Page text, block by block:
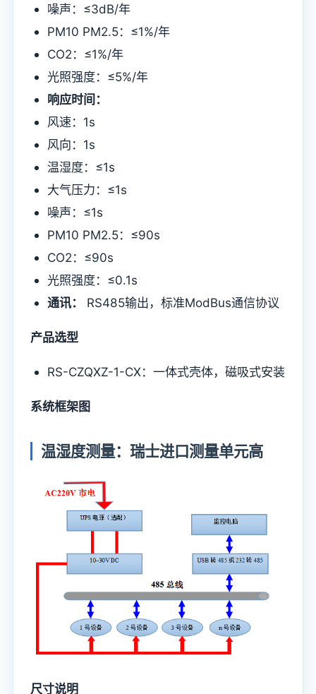
噪声：≤3dB/年
PM10 PM2.5：≤1%/年
CO2：≤1%/年
光照强度：≤5%/年
响应时间：
风速：1s
风向：1s
温湿度：≤1s
大气压力：≤1s
噪声：≤1s
PM10 PM2.5：≤90s
CO2：≤90s
光照强度：≤0.1s
通讯：
RS485输出，标准ModBus通信协议
产品选型
RS-CZQXZ-1-CX：一体式壳体，磁吸式安装
系统框架图
温湿度测量：瑞士进口测量单元高
尺寸说明